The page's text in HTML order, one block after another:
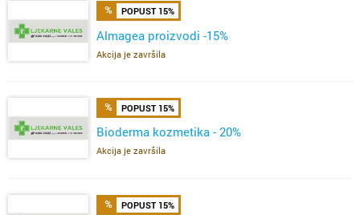
POPUST 15%
Almagea proizvodi -15%
Akcija je završila
POPUST 15%
Bioderma kozmetika - 20%
Akcija je završila
POPUST 15%